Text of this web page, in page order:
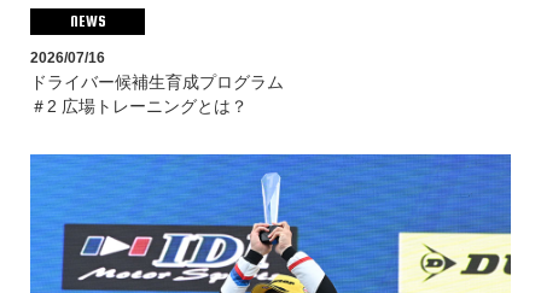
NEWS
2026/07/16
ドライバー候補生育成プログラム
＃2 広場トレーニングとは？